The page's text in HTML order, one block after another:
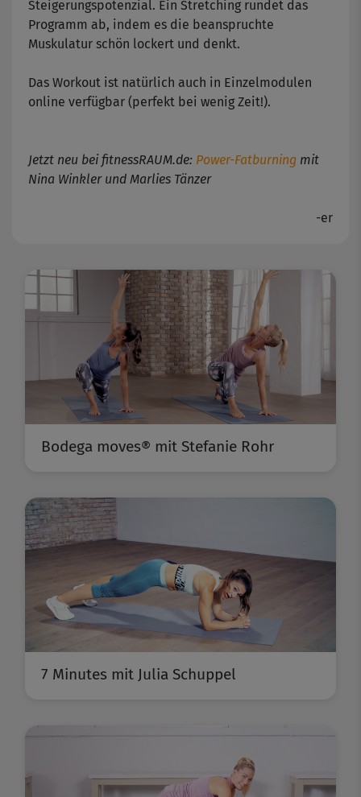
Steigerungspotenzial. Ein Stretching rundet das
Programm ab, indem es die beanspruchte
Muskulatur schön lockert und denkt.
Das Workout ist natürlich auch in Einzelmodulen
online verfügbar (perfekt bei wenig Zeit!).
Jetzt neu bei fitnessRAUM.de: Power-Fatburning mit
Nina Winkler und Marlies Tänzer
-er
Bodega moves® mit Stefanie Rohr
7 Minutes mit Julia Schuppel